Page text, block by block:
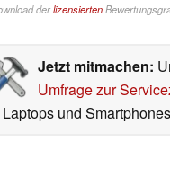
derlizensierten
Jetzt mitmachen:
Umfrage zur
und